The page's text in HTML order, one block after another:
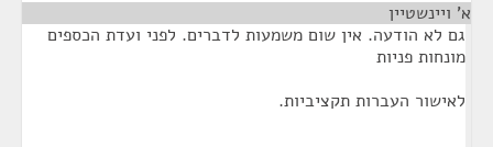
א' ויינשטיין
גם לא הודעה. אין שום משמעות לדברים. לפני ועדת הכספים
מונחות פניות
לאישור העברות תקציביות.